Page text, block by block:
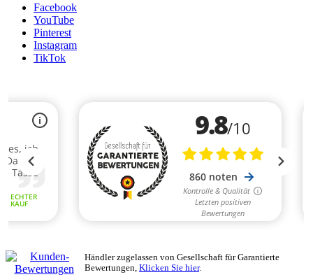
Facebook
YouTube
Pinterest
Instagram
TikTok
Händler zugelassen von Gesellschaft für Garantierte
Bewertungen, Klicken Sie hier.